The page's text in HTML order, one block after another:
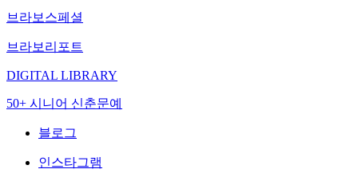
브라보스페셜
브라보리포트
DIGITAL LIBRARY
50+ 시니어 신춘문예
블로그
인스타그램